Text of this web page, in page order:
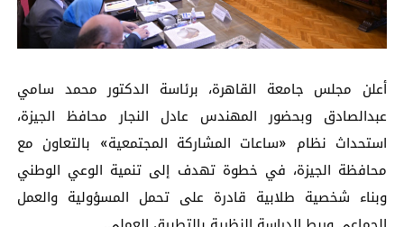
أعلن مجلس جامعة القاهرة، برئاسة الدكتور محمد سامي
عبدالصادق وبحضور المهندس عادل النجار محافظ الجيزة،
استحداث نظام «ساعات المشاركة المجتمعية» بالتعاون مع
محافظة الجيزة، في خطوة تهدف إلى تنمية الوعي الوطني
وبناء شخصية طلابية قادرة على تحمل المسؤولية والعمل